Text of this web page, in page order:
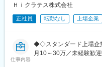
・保守点検の見積作成
・お問い合わせの対応
■案件及び働き方に関し
関東課には課長（4名）
います。経験値や業務
の特性上、休日の対応が
Ｈｉクラテス株式会社
正社員 転勤なし 上場企業
仕事内容
◆◇スタンダード上場企
月10～30万／未経験歓